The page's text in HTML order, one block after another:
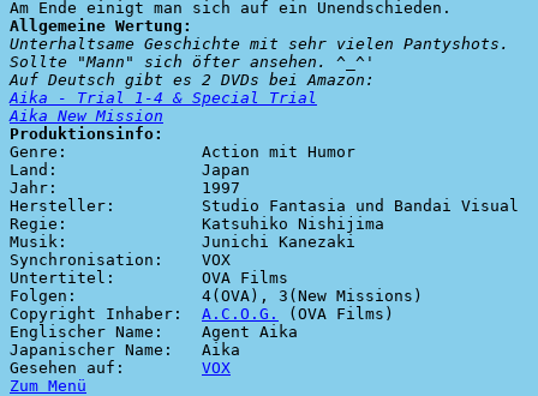
Allgemeine Wertung:
Unterhaltsame Geschichte mit sehr vielen Pantyshots.
Sollte "Mann" sich öfter ansehen. ^_^'
Aika - Trial 1-4 & Special Trial
Aika New Mission
Produktionsinfo:
Genre:              Action mit Humor
Land:               Japan
Jahr:               1997
Hersteller:         Studio Fantasia und Bandai Visual
Regie:              Katsuhiko Nishijima
Musik:              Junichi Kanezaki
Synchronisation:    VOX
Untertitel:         OVA Films
Folgen:             4(OVA), 3(New Missions)
Copyright Inhaber: A.C.O.G.
(OVA Films)
Englischer Name:    Agent Aika
Japanischer Name:   Aika
Gesehen auf: VOX
Zum Menü